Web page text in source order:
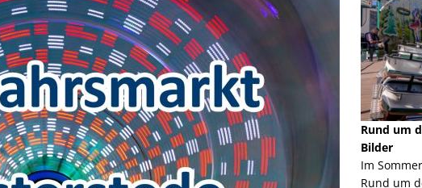
Rheinkirmes Düsseldorf 2022
Auch im Jahr 2026 immer noch mal einen Blick
Wert, die Rheinkirmes aus dem Jahr 2022. Am
Sonntag Nachmittag waren wir bei herrlichem
Rund um
Bilder
Im
Rund um
-
"Crazy